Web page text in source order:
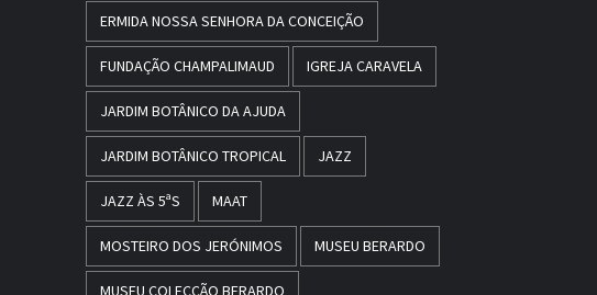
ERMIDA NOSSA SENHORA DA CONCEIÇÃO
FUNDAÇÃO CHAMPALIMAUD IGREJA CARAVELA
JARDIM BOTÂNICO DA AJUDA
JARDIM BOTÂNICO TROPICAL JAZZ
JAZZ ÀS 5ªS MAAT
MOSTEIRO DOS JERÓNIMOS MUSEU BERARDO
MUSEU COLECÇÃO BERARDO